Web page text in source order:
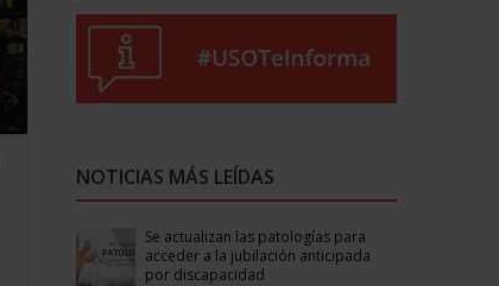
NOTICIAS MÁS LEÍDAS
Se actualizan las patologías para
acceder a la jubilación anticipada
por discapacidad